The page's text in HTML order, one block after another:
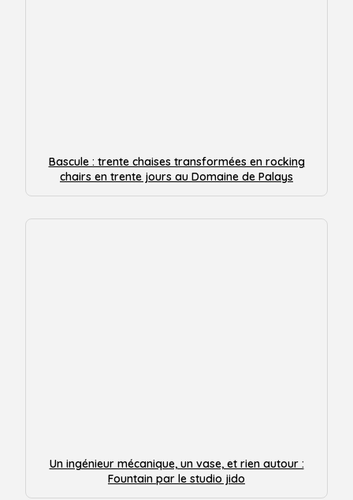
Bascule : trente chaises transformées en rocking
chairs en trente jours au Domaine de Palays
Un ingénieur mécanique, un vase, et rien autour :
Fountain par le studio jido